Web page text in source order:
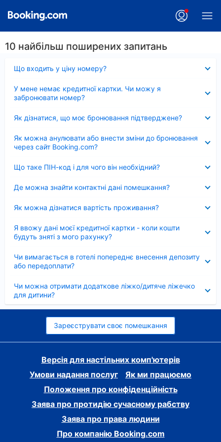
10 найбільш поширених запитань
Що входить у ціну номеру?
У мене немає кредитної картки. Чи можу я
забронювати номер?
Як дізнатися, що моє бронювання підтверджене?
Як можна анулювати або внести зміни до бронювання
через сайт Booking.com?
Що таке ПІН-код і для чого він необхідний?
Де можна знайти контактні дані помешкання?
Як можна дізнатися вартість проживання?
Я ввожу дані моєї кредитної картки - коли кошти
будуть зняті з мого рахунку?
Чи вимагається в готелі попереднє внесення депозиту
або передоплати?
Чи можна отримати додаткове ліжко/дитяче ліжечко
для дитини?
Зареєструвати своє помешкання
Версія для настільних комп'ютерів
Умови надання послуг
Як ми працюємо
Положення про конфіденційність
Заява про протидію сучасному рабству
Заява про права людини
Про компанію Booking.com